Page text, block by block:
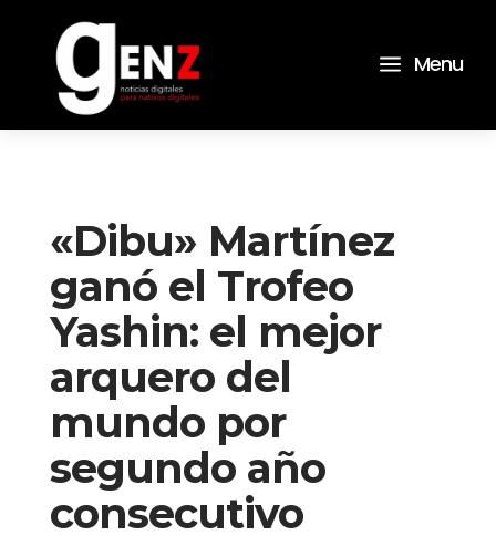
a Menu
«Dibu» Martínez
ganó el Trofeo
Yashin: el mejor
arquero del
mundo por
segundo año
consecutivo